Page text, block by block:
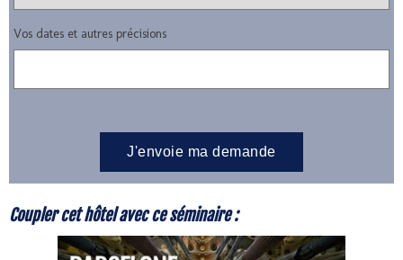
Vos dates et autres précisions
Coupler cet hôtel avec ce séminaire :